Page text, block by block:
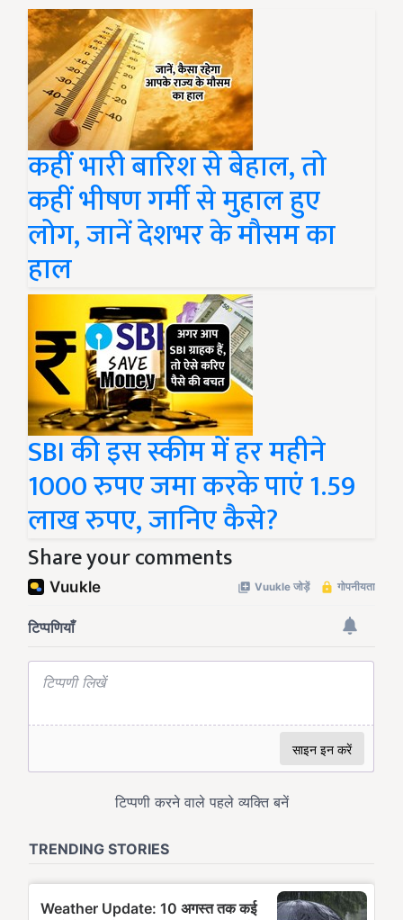
कहीं भारी बारिश से बेहाल, तो
कहीं भीषण गर्मी से मुहाल हुए
लोग, जानें देशभर के मौसम का
हाल
SBI की इस स्कीम में हर महीने
1000 रुपए जमा करके पाएं 1.59
लाख रुपए, जानिए कैसे?
Share your comments